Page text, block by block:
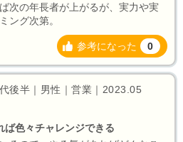
次の年長者が上がるが、実力や実
ング次第。
参考になった 0
後半｜男性｜営業｜2023.05
ば色々チャレンジできる